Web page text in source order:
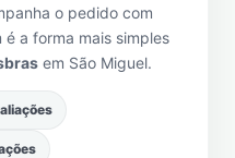
o pedido com
a forma mais simples
em São Miguel.